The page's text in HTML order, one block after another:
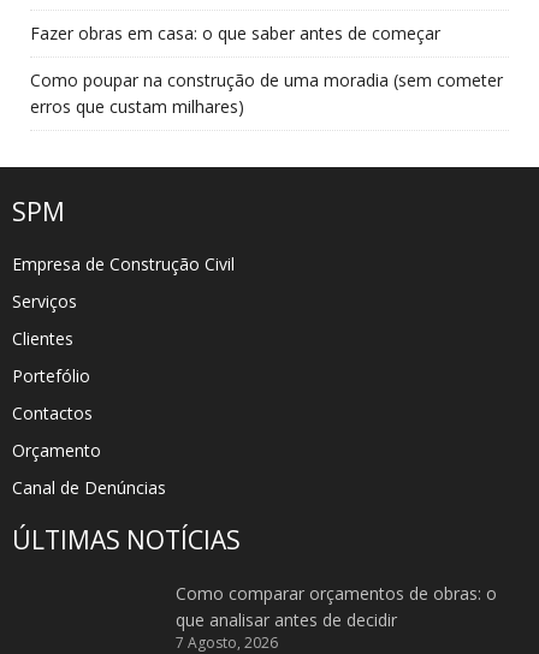
Fazer obras em casa: o que saber antes de começar
Como poupar na construção de uma moradia (sem cometer
erros que custam milhares)
SPM
Empresa de Construção Civil
Serviços
Clientes
Portefólio
Contactos
Orçamento
Canal de Denúncias
ÚLTIMAS NOTÍCIAS
Como comparar orçamentos de obras: o
que analisar antes de decidir
7 Agosto, 2026